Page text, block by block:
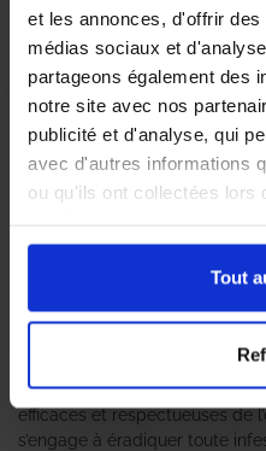
et les annonces, d'offrir
médias sociaux et
partageons également des
notre site avec nos
publicité et d'analyse, qui
avec d'autres informations
ou qu'ils ont collectées lors
Tout
Vous recevez une demande
avec
Nous
pour votre domicile ou votre
appel à uneentreprise de
Pic se positionne comme un
domaine de la lutte contre les
efficaces et respectueuses de
s’engage à éradiquer toute